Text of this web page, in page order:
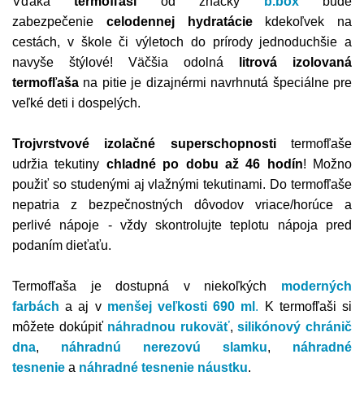
zabezpečenie celodennej hydratáciekdekoľvek na
cestách, v škole či výletoch do prírody jednoduchšie a
navyše štýlové! Väčšia odolná
litrová izolovaná
termofľaša na pitie je dizajnérmi navrhnutá špeciálne pre
veľké deti i dospelých.
Trojvrstvové izolačné superschopnostitermofľaše
udržia tekutiny chladné po dobu až 46 hodín! Možno
použiť so studenými aj vlažnými tekutinami. Do termofľaše
nepatria z bezpečnostných dôvodov vriace/horúce a
perlivé nápoje - vždy skontrolujte teplotu nápoja pred
podaním dieťaťu.
Termofľaša je dostupná v niekoľkých moderných
farbách a aj v menšej veľkosti 690 ml . K termofľaši si
môžete dokúpiť náhradnou rukoväť,silikónový chránič
dna, náhradnú nerezovú slamku, náhradné
tesnenie a náhradné tesnenie náustku.